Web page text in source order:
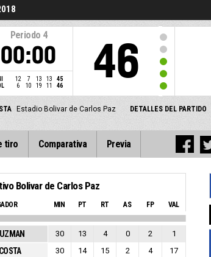
Periodo 4
00:00
12 7 13 13
45
6 10 19 11 46 46
Estadio Bolivar de Carlos Paz DETALLES DEL PARTIDO
tiro Comparativa Previa
Bolivar de Carlos Paz
MIN PT RT AS FP VAL
30 13 4 0 2
1
30 14 15 2 4
17